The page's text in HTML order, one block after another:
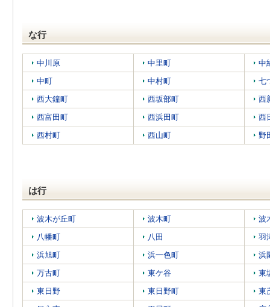
な行
中川原 中里町
中
中町
中村町
七
西大鐘町
西坂部町
西
西富田町
西浜田町
西
西村町
西山町 野
は行
波木が丘町 波木町
波
八幡町
八田
羽
浜旭町
浜一色町
浜
万古町
東ケ谷
東
東日野
東日野町
東